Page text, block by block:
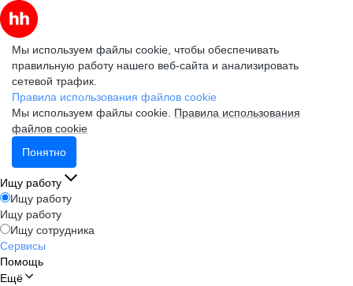
Мы используем файлы cookie, чтобы обеспечивать
правильную работу нашего веб-сайта и анализировать
сетевой трафик.
Правила использования файлов cookie
Мы используем файлы cookie. Правила использования
файлов cookie
Понятно
Ищу работу
Ищу работу
Ищу работу
Ищу сотрудника
Сервисы
Помощь
Ещё